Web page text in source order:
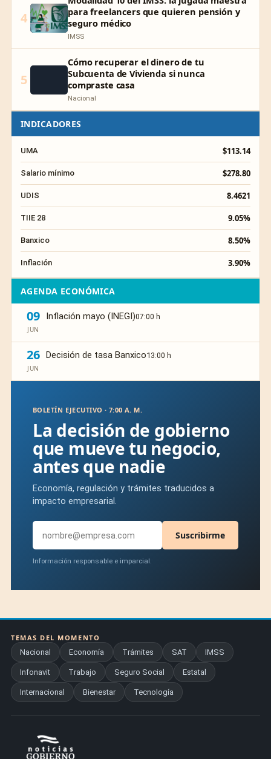
4
para freelancers que quieren pensión y
seguro médico
IMSS
5
Cómo recuperar el dinero de tu
Subcuenta de Vivienda si nunca
compraste casa
Nacional
INDICADORES
UMA $113.14
Salario mínimo $278.80
UDIS 8.4621
TIIE 28 9.05%
Banxico 8.50%
Inflación 3.90%
AGENDA ECONÓMICA
09
JUN
Inflación mayo (INEGI)07:00 h
26
JUN
Decisión de tasa Banxico13:00 h
BOLETÍN EJECUTIVO · 7:00 A. M.
La decisión de gobierno
que mueve tu negocio,
antes que nadie
Economía, regulación y trámites traducidos a
impacto empresarial.
Suscribirme
Información responsable e imparcial.
TEMAS DEL MOMENTO
Nacional
Economía Trámites SAT IMSS
Infonavit Trabajo Seguro Social Estatal
Internacional Bienestar Tecnología